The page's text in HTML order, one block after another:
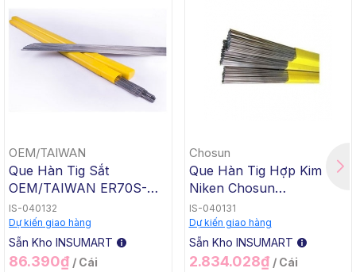
OEM/TAIWAN
Que Hàn Tig Sắt
OEM/TAIWAN ER70S-G
TG-50, 1.6x1000mm, 5 Kg
/ Hộp, 20 Kg / Thùng
IS-040132
Dự kiến giao hàng
Sẵn Kho INSUMART
86.390₫ / Cái
Chosun
Que Hàn Tig Hợp Kim
Niken Chosun
ERNiCrMo-3 TGC-625,
2.4x1000mm, 5 Kg / Hộp,
20 Kg / Thùng
IS-040131
Dự kiến giao hàng
Sẵn Kho INSUMART
2.834.028₫ / Cái